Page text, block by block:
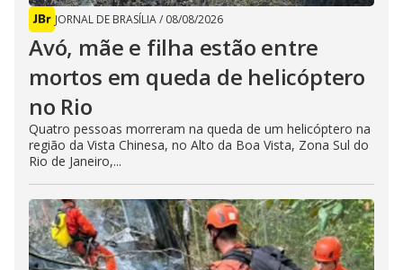
JORNAL DE BRASÍLIA/ 08/08/2026
Avó, mãe e filha estão entre
mortos em queda de helicóptero
no Rio
Quatro pessoas morreram na queda de um helicóptero na
região da Vista Chinesa, no Alto da Boa Vista, Zona Sul do
Rio de Janeiro,...